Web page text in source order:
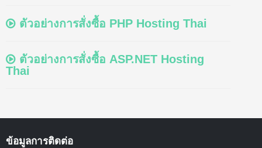
ตัวอย่างการสั่งซื้อ PHP Hosting Thai
ตัวอย่างการสั่งซื้อ ASP.NET Hosting
Thai
ข้อมูลการติดต่อ